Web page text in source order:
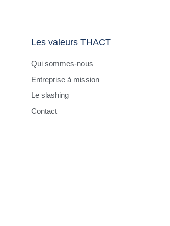
Les valeurs THACT
Qui sommes-nous
Entreprise à mission
Le slashing
Contact